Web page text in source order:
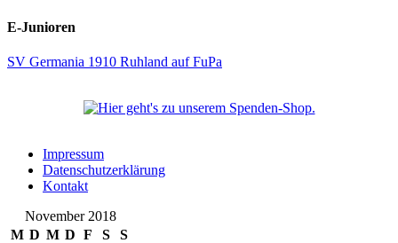
E-Junioren
SV Germania 1910 Ruhland auf FuPa
Impressum
Datenschutzerklärung
Kontakt
November 2018
M D M D F S
S